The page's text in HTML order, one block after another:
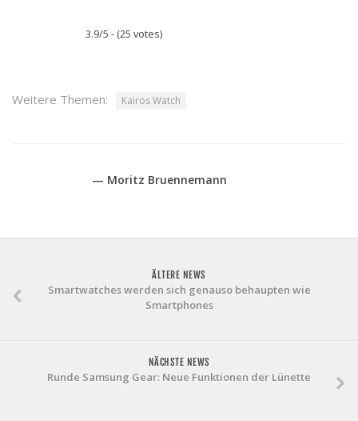
3.9/5 - (25 votes)
Weitere Themen: Kairos Watch
— Moritz Bruennemann
ÄLTERE NEWS
Smartwatches werden sich genauso behaupten wie
Smartphones
NÄCHSTE NEWS
Runde Samsung Gear: Neue Funktionen der Lünette